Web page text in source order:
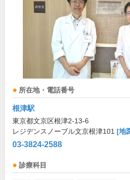
所在地・電話番号
根津駅
東京都文京区根津2-13-6
レジデンスノーブル文京根津101 [地
03-3824-2588
診療科目